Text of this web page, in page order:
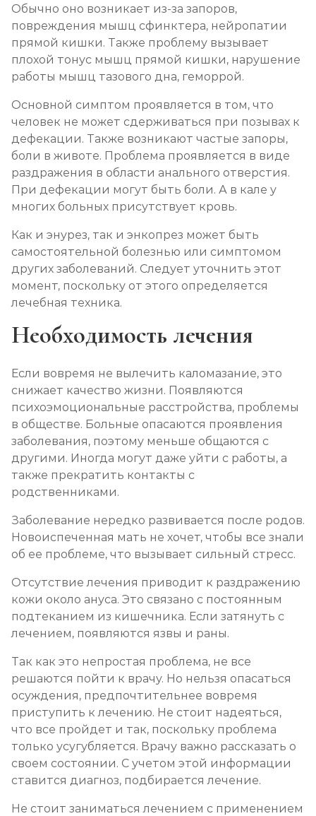
Обычно оно возникает из-за запоров,
повреждения мышц сфинктера, нейропатии
прямой кишки. Также проблему вызывает
плохой тонус мышц прямой кишки, нарушение
работы мышц тазового дна, геморрой.
Основной симптом проявляется в том, что
человек не может сдерживаться при позывах к
дефекации. Также возникают частые запоры,
боли в животе. Проблема проявляется в виде
раздражения в области анального отверстия.
При дефекации могут быть боли. А в кале у
многих больных присутствует кровь.
Как и энурез, так и энкопрез может быть
самостоятельной болезнью или симптомом
других заболеваний. Следует уточнить этот
момент, поскольку от этого определяется
лечебная техника.
Необходимость лечения
Если вовремя не вылечить каломазание, это
снижает качество жизни. Появляются
психоэмоциональные расстройства, проблемы
в обществе. Больные опасаются проявления
заболевания, поэтому меньше общаются с
другими. Иногда могут даже уйти с работы, а
также прекратить контакты с
родственниками.
Заболевание нередко развивается после родов.
Новоиспеченная мать не хочет, чтобы все знали
об ее проблеме, что вызывает сильный стресс.
Отсутствие лечения приводит к раздражению
кожи около ануса. Это связано с постоянным
подтеканием из кишечника. Если затянуть с
лечением, появляются язвы и раны.
Так как это непростая проблема, не все
решаются пойти к врачу. Но нельзя опасаться
осуждения, предпочтительнее вовремя
приступить к лечению. Не стоит надеяться,
что все пройдет и так, поскольку проблема
только усугубляется. Врачу важно рассказать о
своем состоянии. С учетом этой информации
ставится диагноз, подбирается лечение.
Не стоит заниматься лечением с применением